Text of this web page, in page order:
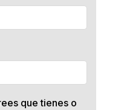
que tienes o